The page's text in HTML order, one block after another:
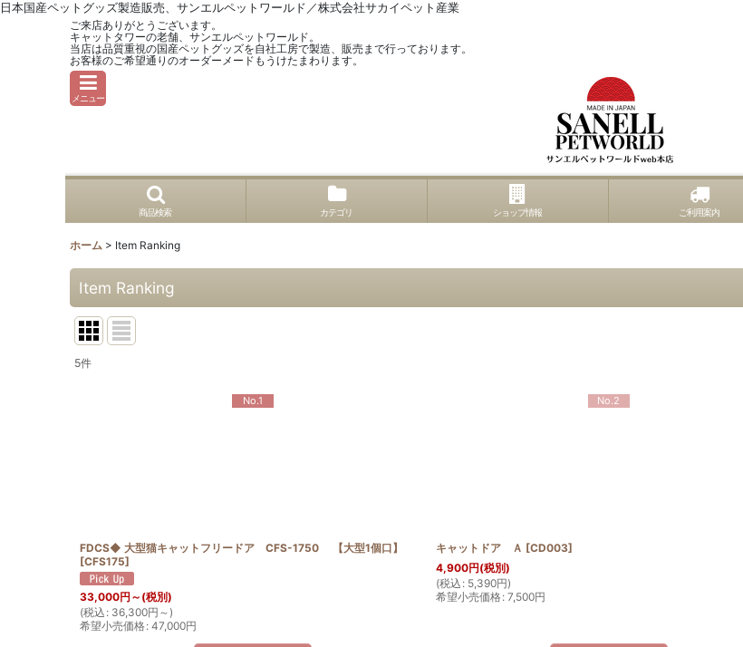
日本国産ペットグッズ製造販売、サンエルペットワールド／株式会社サカイペット産業
ご来店ありがとうございます。
キャットタワーの老舗、サンエルペットワールド。
当店は品質重視の国産ペットグッズを自社工房で製造、販売まで行っております。
お客様のご希望通りのオーダーメードもうけたまわります。
メニュー
商品検索 カテゴリ ショップ情報 ご利用案内
ホーム > Item Ranking
Item Ranking
5件
No.1
FDCS◆ 大型猫キャットフリードア CFS-1750 【大型1個口】
[CFS175]
33,000円 ～ (税別)
(税込 : 36,300円 ～)
希望小売価格: 47,000円
No.2
キャットドア Ａ [CD003]
4,900円(税別)
(税込 : 5,390円)
希望小売価格: 7,500円